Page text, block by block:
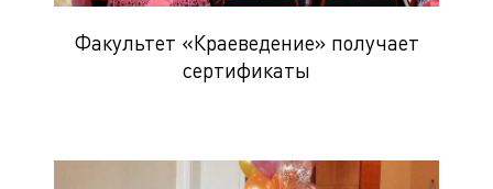
Факультет «Краеведение» получает
сертификаты